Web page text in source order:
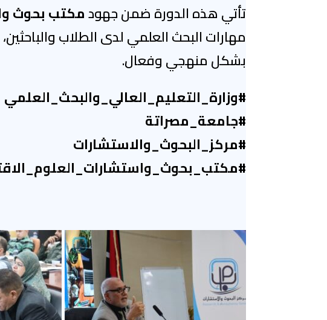
تأتي هذه الدورة ضمن جهودمكتب بحوث
مهارات البحث العلمي لدى الطلاب
بشكل منهجي وفعال.
#وزارة_التعليم_العالي_والبحث_العلمي
#جامعة_مصراتة
#مركز_البحوث_والاستشارات